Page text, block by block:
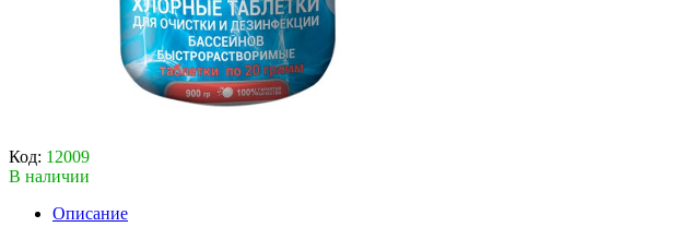
Код: 12009
В наличии
Описание